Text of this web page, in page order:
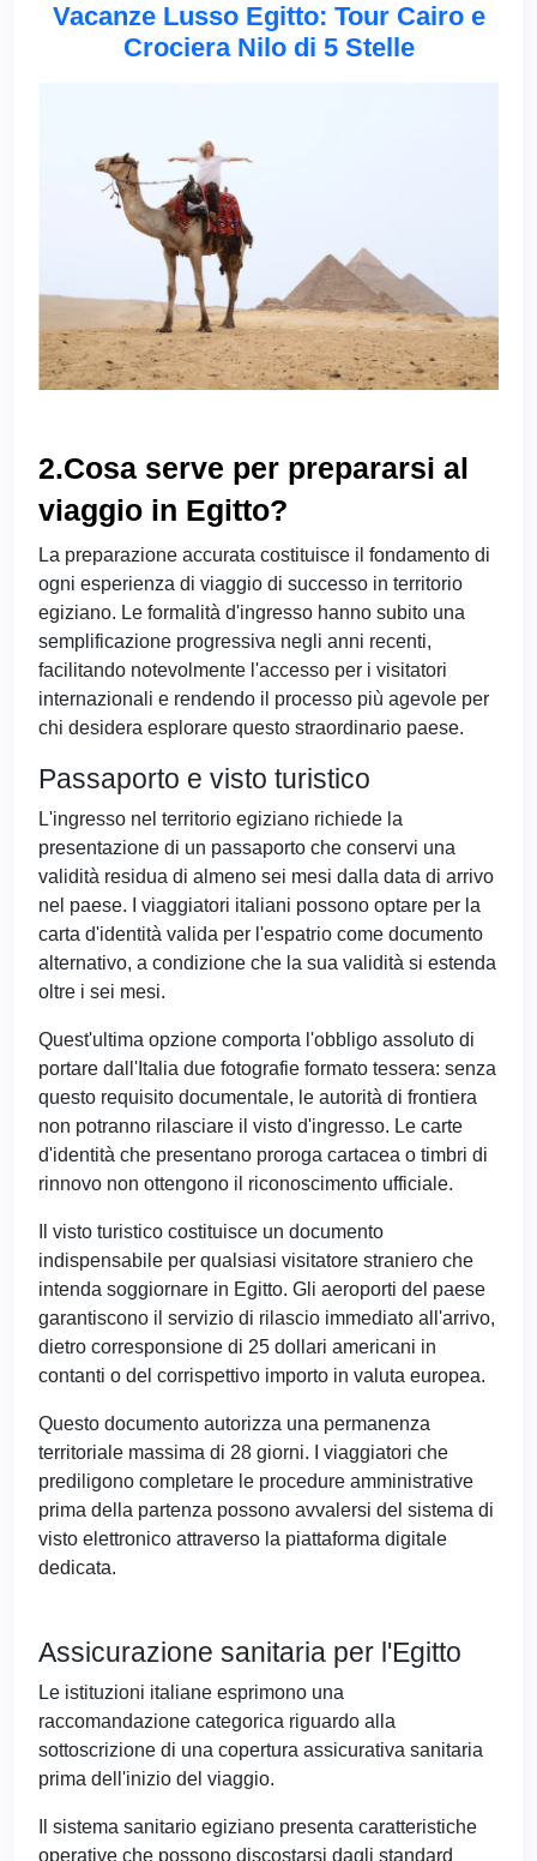
Vacanze Lusso Egitto: Tour Cairo e
Crociera Nilo di 5 Stelle
2.Cosa serve per prepararsi al
viaggio in Egitto?
La preparazione accurata costituisce il fondamento di
ogni esperienza di viaggio di successo in territorio
egiziano. Le formalità d'ingresso hanno subito una
semplificazione progressiva negli anni recenti,
facilitando notevolmente l'accesso per i visitatori
internazionali e rendendo il processo più agevole per
chi desidera esplorare questo straordinario paese.
Passaporto e visto turistico
L'ingresso nel territorio egiziano richiede la
presentazione di un passaporto che conservi una
validità residua di almeno sei mesi dalla data di arrivo
nel paese. I viaggiatori italiani possono optare per la
carta d'identità valida per l'espatrio come documento
alternativo, a condizione che la sua validità si estenda
oltre i sei mesi.
Quest'ultima opzione comporta l'obbligo assoluto di
portare dall'Italia due fotografie formato tessera: senza
questo requisito documentale, le autorità di frontiera
non potranno rilasciare il visto d'ingresso. Le carte
d'identità che presentano proroga cartacea o timbri di
rinnovo non ottengono il riconoscimento ufficiale.
Il visto turistico costituisce un documento
indispensabile per qualsiasi visitatore straniero che
intenda soggiornare in Egitto. Gli aeroporti del paese
garantiscono il servizio di rilascio immediato all'arrivo,
dietro corresponsione di 25 dollari americani in
contanti o del corrispettivo importo in valuta europea.
Questo documento autorizza una permanenza
territoriale massima di 28 giorni. I viaggiatori che
prediligono completare le procedure amministrative
prima della partenza possono avvalersi del sistema di
visto elettronico attraverso la piattaforma digitale
dedicata.
Assicurazione sanitaria per l'Egitto
Le istituzioni italiane esprimono una
raccomandazione categorica riguardo alla
sottoscrizione di una copertura assicurativa sanitaria
prima dell'inizio del viaggio.
Il sistema sanitario egiziano presenta caratteristiche
operative che possono discostarsi dagli standard